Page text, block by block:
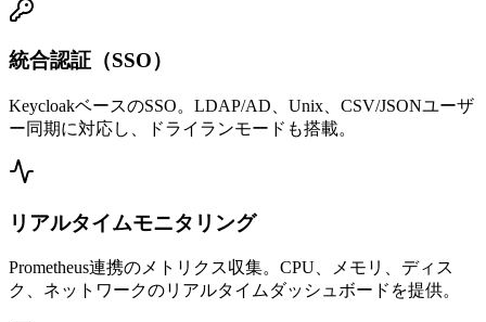
統合認証（SSO）
KeycloakベースのSSO。LDAP/AD、Unix、CSV/JSONユーザ
ー同期に対応し、ドライランモードも搭載。
リアルタイムモニタリング
Prometheus連携のメトリクス収集。CPU、メモリ、ディス
ク、ネットワークのリアルタイムダッシュボードを提供。